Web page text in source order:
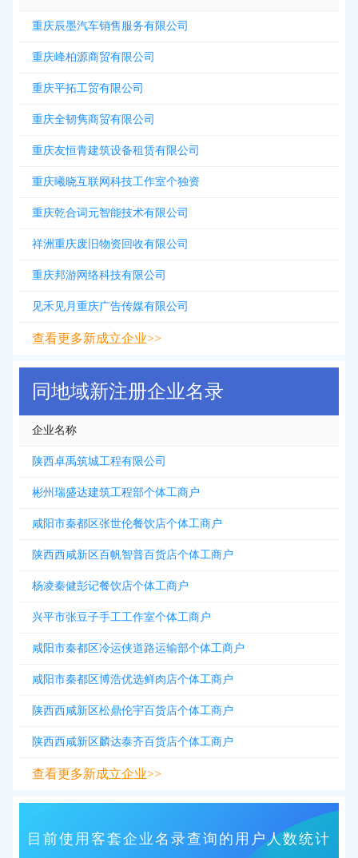
重庆辰墨汽车销售服务有限公司
重庆峰柏源商贸有限公司
重庆平拓工贸有限公司
重庆全韧隽商贸有限公司
重庆友恒青建筑设备租赁有限公司
重庆曦晓互联网科技工作室个独资
重庆乾合词元智能技术有限公司
祥洲重庆废旧物资回收有限公司
重庆邦游网络科技有限公司
见禾见月重庆广告传媒有限公司
查看更多新成立企业>>
同地域新注册企业名录
企业名称
陕西卓禹筑城工程有限公司
彬州瑞盛达建筑工程部个体工商户
咸阳市秦都区张世伦餐饮店个体工商户
陕西西咸新区百帆智普百货店个体工商户
杨凌秦健彭记餐饮店个体工商户
兴平市张豆子手工工作室个体工商户
咸阳市秦都区冷运侠道路运输部个体工商户
咸阳市秦都区博浩优选鲜肉店个体工商户
陕西西咸新区松鼎伦宇百货店个体工商户
陕西西咸新区麟达泰齐百货店个体工商户
查看更多新成立企业>>
目前使用客套企业名录查询的用户人数统计